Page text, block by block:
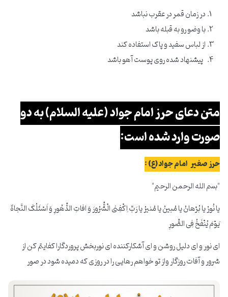
در زمان قمر در عقرب نباشد
با وضو رو به قبله باشد
از لباس سفید و پاک استفاده کند
پیشنهاد شده روی پوست آهو باشد
متن دعای حرز امام جواد (علیه السلام) به دو
صورت وارد شده است:
حرز صغیر امام جواد(ع) :
"بسم الله الرحمن الرحیم"
یا نُورُ یا بُرْهانُ یا مُبینُ یا مُنیرُ یا رَبِّ اِکْفِنی الْشُّرُورَ وَ افاتِ الدُّهُورِ وَ اَسْئَلُکَ النَّجاةَ
یَوْمَ یُنْفَخُ فِی الصُّورِ
ای نور و ای دلیل روشن و ای آشکارکننده ای نوربخش پروردگارا کفایتم کن از
شرور و آفات روزگار واز تو خواهم رهایی را در روزی که دمیده شود در صور